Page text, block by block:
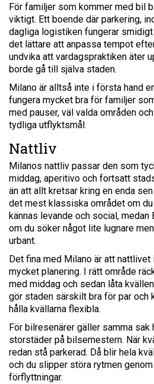
För familjer som kommer med bil
viktigt. Ett boende där parkering,
dagliga logistiken fungerar
det lättare att anpassa tempot
undvika att vardagspraktiken äter
borde gå till själva staden.
Milano är alltså inte i första hand
fungera mycket bra för familjer
med pauser, väl valda områden
tydliga utflyktsmål.
Nattliv
Milanos nattliv passar den som
middag, aperitivo och fortsatt
än att allt kretsar kring en enda
det mest klassiska området om
kännas levande och social,
om du söker något lite lugnare
urbant.
Det fina med Milano är att
mycket planering. I rätt område
med middag och sedan låta
gör staden särskilt bra för par och
hålla kvällarna flexibla.
För bilresenärer gäller samma sak
storstäder på bilsemestern. När
redan stå parkerad. Då blir hela
och du slipper störa rytmen
förflyttningar.